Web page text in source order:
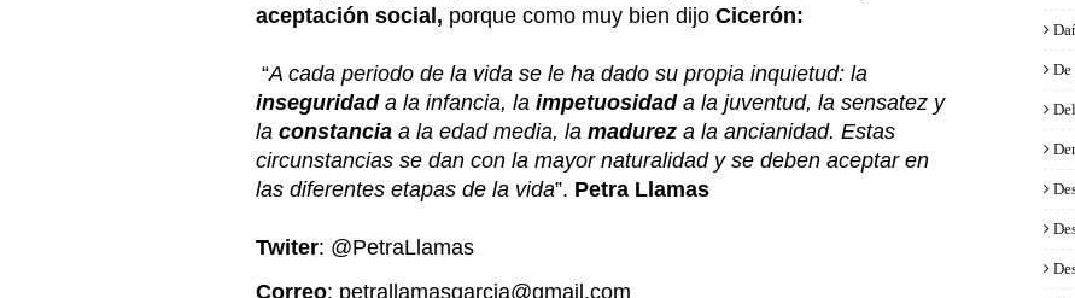
aceptación social, porque como muy bien dijo Cicerón:
“A cada periodo de la vida se le ha dado su propia inquietud: la
inseguridad a la infancia, la impetuosidad a la juventud, la sensatez y
la constancia a la edad media, la madurez a la ancianidad. Estas
circunstancias se dan con la mayor naturalidad y se deben aceptar en
las diferentes etapas de la vida”. Petra Llamas
Twiter: @PetraLlamas
Correo: petrallamasgarcia@gmail.com
De